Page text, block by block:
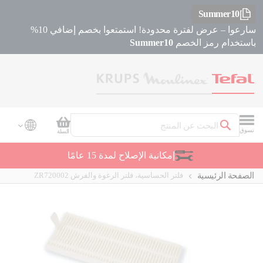
Summer10
سارعوا – عرض لفترة محدودة! استمتعوا بخصم إضافي 10%
باستخدام رمز الخصم Summer10
تسوق
بحث
سلة
السلة
إمكانية الإصلاح لمدة 15 عامًا
الصفحة الرئيسية فلتر الحساسية، فلتر الرغوة والفرش ZR720002